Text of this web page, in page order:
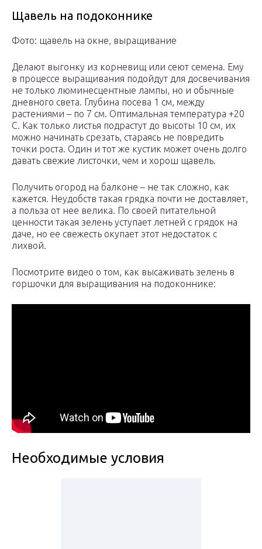
Щавель на подоконнике
Фото: щавель на окне, выращивание
Делают выгонку из корневищ или сеют семена. Ему
в процессе выращивания подойдут для досвечивания
не только люминесцентные лампы, но и обычные
дневного света. Глубина посева 1 см, между
растениями – по 7 см. Оптимальная температура +20
С. Как только листья подрастут до высоты 10 см, их
можно начинать срезать, стараясь не повредить
точки роста. Один и тот же кустик может очень долго
давать свежие листочки, чем и хорош щавель.
Получить огород на балконе – не так сложно, как
кажется. Неудобств такая грядка почти не доставляет,
а польза от нее велика. По своей питательной
ценности такая зелень уступает летней с грядок на
даче, но ее свежесть окупает этот недостаток с
лихвой.
Посмотрите видео о том, как высаживать зелень в
горшочки для выращивания на подоконнике:
Необходимые условия